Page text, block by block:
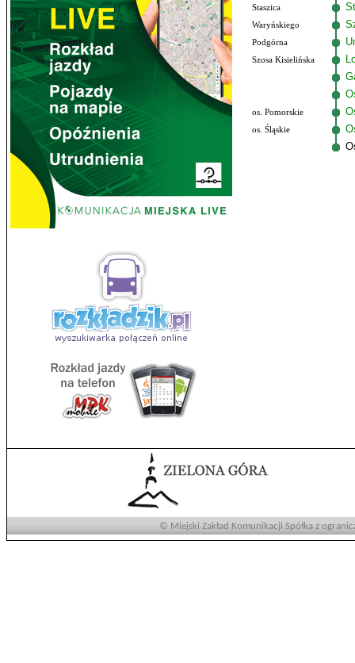
Staszica
Waryńskiego
Podgórna
Szosa Kisielińska
os. Pomorskie
os. Śląskie
© Miejski Zakład Komunikacji Spółka z